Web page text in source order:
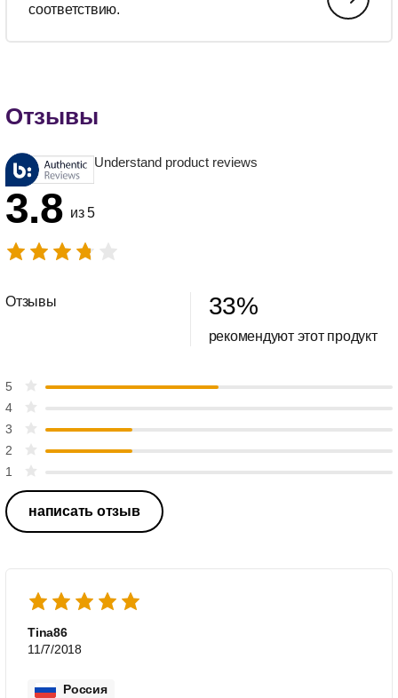
соответствию.
Отзывы
Understand product reviews
3.8 из 5
Отзывы 33%
рекомендуют этот продукт
5
4
3
2
1
написать отзыв
Tina86
11/7/2018
Россия